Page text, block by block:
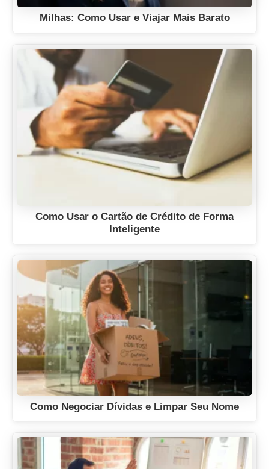
Milhas: Como Usar e Viajar Mais Barato
Como Usar o Cartão de Crédito de Forma
Inteligente
Como Negociar Dívidas e Limpar Seu Nome